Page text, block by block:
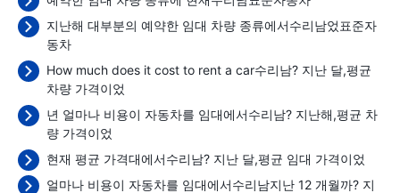
지난해 대부분의 예약한 임대 차량 종류에서수리남었표준자
동차
How much does it cost to rent a car수리남? 지난 달,평균
차량 가격이었
년 얼마나 비용이 자동차를 임대에서수리남? 지난해,평균 차
량 가격이었
현재 평균 가격대에서수리남? 지난 달,평균 임대 가격이었
얼마나 비용이 자동차를 임대에서수리남지난 12 개월까? 지